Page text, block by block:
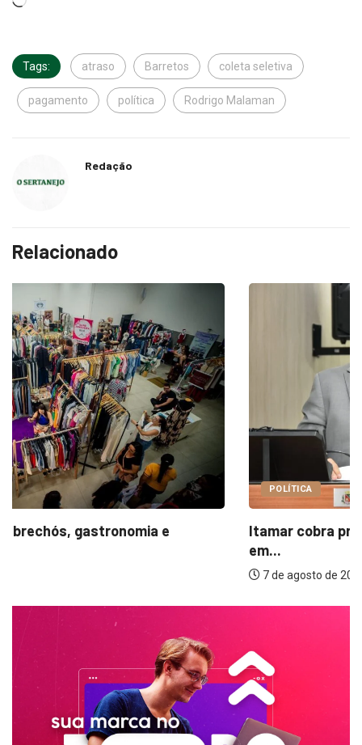
Tags: atraso Barretos coleta seletiva
pagamento política Rodrigo Malaman
Redação
Relacionado
POLÍTICA
Itamar cobra prazo para melhorias estruturais